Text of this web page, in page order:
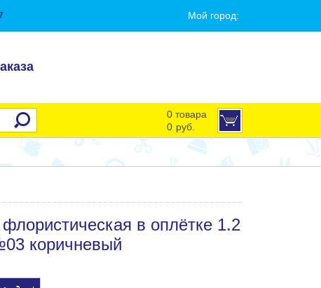
Мой город:
0 товара
0 руб.
в оплётке 1.2
коричневый